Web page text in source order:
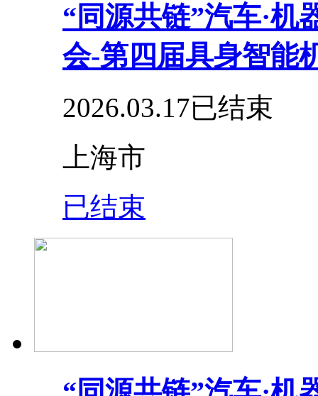
“同源共链”汽车·机
会-第四届具身智能
2026.03.17已结束
上海市
已结束